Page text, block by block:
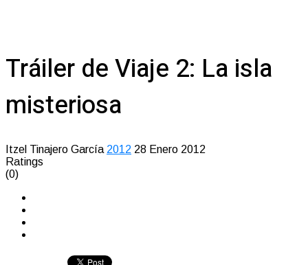
Tráiler de Viaje 2: La isla
misteriosa
Itzel Tinajero García 2012 28 Enero 2012
Ratings
(0)